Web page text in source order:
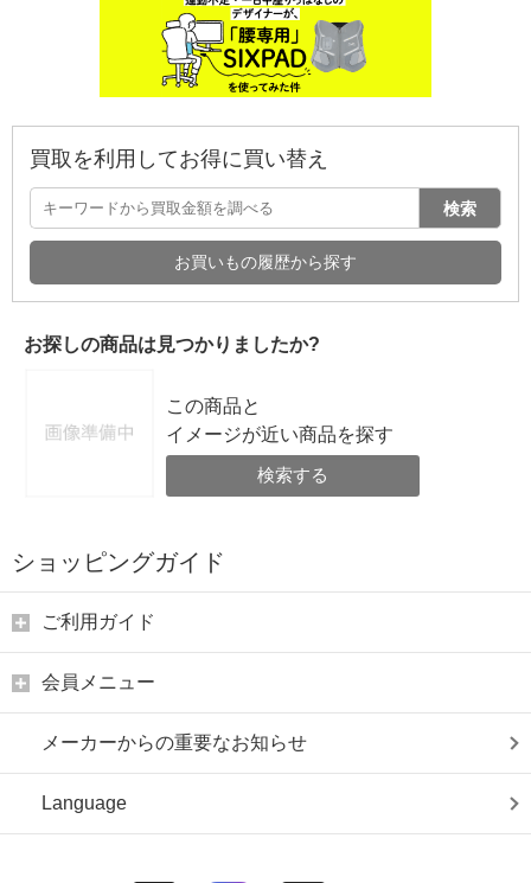
買取を利用してお得に買い替え
検索
お買いもの履歴から探す
お探しの商品は見つかりましたか?
この商品と
イメージが近い商品を探す
検索する
ショッピングガイド
ご利用ガイド
会員メニュー
メーカーからの重要なお知らせ
Language